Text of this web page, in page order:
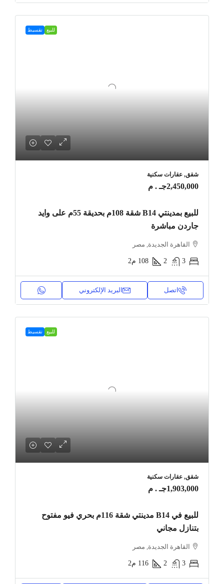
للبيع تقسيط
شقق, عقارات سكنية
2,450,000جـ . م
للبيع بمدينتي B14 شقة 108م بحديقة 55م على وايد
جاردن مباشرة
القاهرة الجديدة, مصر
3
2
108 م2
اتصل البريد الإلكتروني
للبيع تقسيط
شقق, عقارات سكنية
1,903,000جـ . م
للبيع في B14 مدينتي شقة 116م بحري فيو مفتوح
بتنازل مجاني
القاهرة الجديدة, مصر
3
2
116 م2